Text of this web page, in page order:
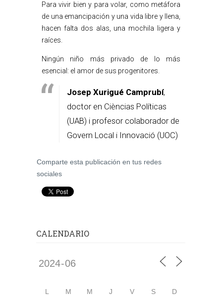
Para vivir bien y para volar, como metáfora
de una emancipación y una vida libre y llena,
hacen falta dos alas, una mochila ligera y
raíces.
Ningún niño más privado de lo más
esencial: el amor de sus progenitores.
Josep Xurigué Camprubí,
doctor en Cièncias Políticas
(UAB) i profesor colaborador de
Govern Local i Innovació (UOC)
Comparte esta publicación en tus redes
sociales
CALENDARIO
L M M J V S D